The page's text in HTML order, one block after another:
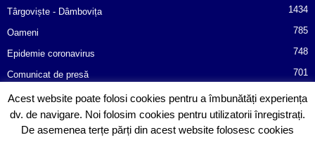
Târgoviște - Dâmbovița 1434
Oameni 785
Epidemie coronavirus 748
Comunicat de presă 701
Afaceri 487
Poliția informează! 366
Consiliul Județean Dâmbovița
Acest website poate folosi cookies pentru a îmbunătăți experiența
dv. de navigare. Noi folosim cookies pentru utilizatorii înregistrați.
De asemenea terțe părți din acest website folosesc cookies